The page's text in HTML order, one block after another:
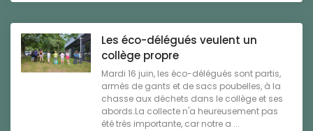
Les éco-délégués veulent un
collège propre
Mardi 16 juin, les éco-délégués sont partis,
armés de gants et de sacs poubelles, à la
chasse aux déchets dans le collège et ses
abords.La collecte n'a heureusement pas
été très importante, car notre a ...